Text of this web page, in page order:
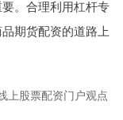
。合理利用杠杆专
期货配资的道路上
上股票配资门户观点